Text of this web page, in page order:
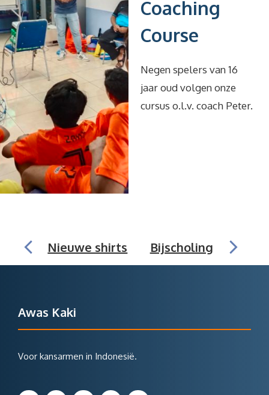
Coaching
Course
Negen spelers van 16
jaar oud volgen onze
cursus o.l.v. coach Peter.
Nieuwe shirts Bijscholing
Awas Kaki
Voor kansarmen in Indonesië.